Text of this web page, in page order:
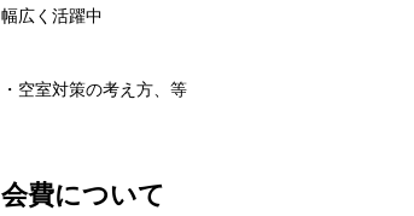
幅広く活躍中
・空室対策の考え方、等
会費について